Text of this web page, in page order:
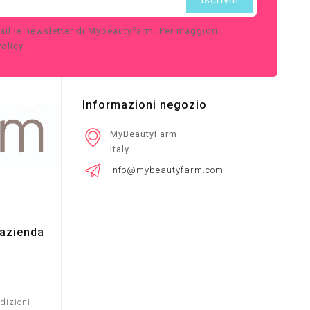
le newsletter di Mybeautyfarm. Per maggiori
Informazioni negozio
MyBeautyFarm
Italy
info@mybeautyfarm.com